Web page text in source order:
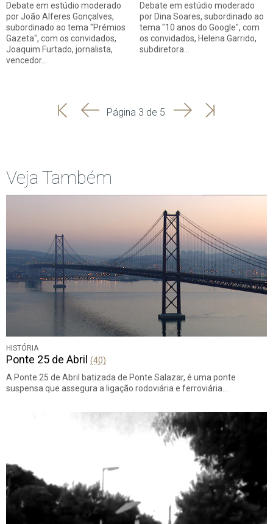
Debate em estúdio moderado
por João Alferes Gonçalves,
subordinado ao tema "Prémios
Gazeta", com os convidados,
Joaquim Furtado, jornalista,
vencedor…
Debate em estúdio moderado
por Dina Soares, subordinado ao
tema "10 anos do Google", com
os convidados, Helena Garrido,
subdiretora…
'
'
Página 3 de 5 SeguinteÚltima
Veja Também
HISTÓRIA
Ponte 25 de Abril (40)
A Ponte 25 de Abril batizada de Ponte Salazar, é uma ponte
suspensa que assegura a ligação rodoviária e ferroviária…